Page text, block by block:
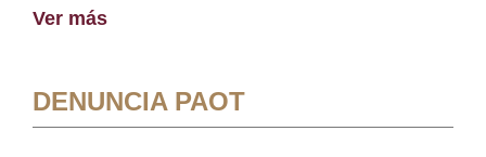
Ver más
DENUNCIA PAOT